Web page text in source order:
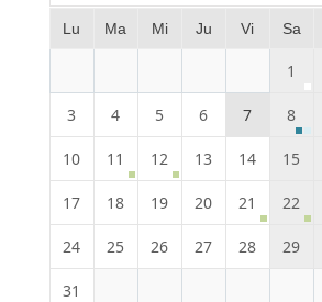
Lu Ma Mi Ju Vi Sa
1
3 4 5 6 7 8
10 11 12 13 14 15
17 18 19 20 21 22
24 25 26 27 28 29
31